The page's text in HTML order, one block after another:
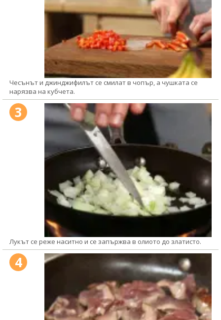
Чесънът и джинджифилът се смилат в чопър, а чушката се
нарязва на кубчета.
3
Лукът се реже наситно и се запържва в олиото до златисто.
4